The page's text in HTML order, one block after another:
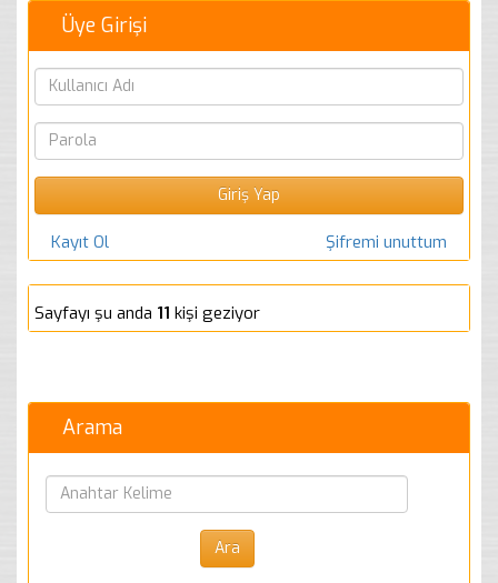
Üye Girişi
Kayıt Ol Şifremi unuttum
Sayfayı şu anda 11 kişi geziyor
Arama